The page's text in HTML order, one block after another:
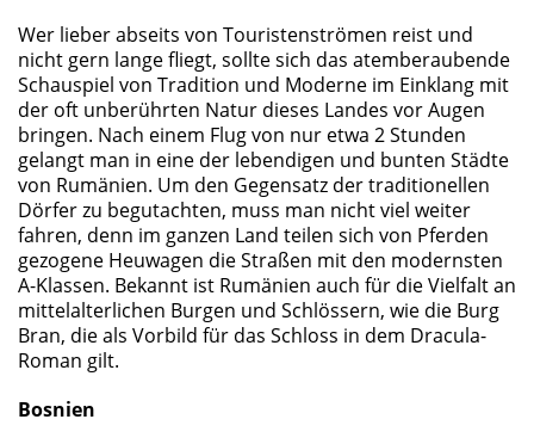
Wer lieber abseits von Touristenströmen reist und
nicht gern lange fliegt, sollte sich das atemberaubende
Schauspiel von Tradition und Moderne im Einklang mit
der oft unberührten Natur dieses Landes vor Augen
bringen. Nach einem Flug von nur etwa 2 Stunden
gelangt man in eine der lebendigen und bunten Städte
von Rumänien. Um den Gegensatz der traditionellen
Dörfer zu begutachten, muss man nicht viel weiter
fahren, denn im ganzen Land teilen sich von Pferden
gezogene Heuwagen die Straßen mit den modernsten
A-Klassen. Bekannt ist Rumänien auch für die Vielfalt an
mittelalterlichen Burgen und Schlössern, wie die Burg
Bran, die als Vorbild für das Schloss in dem Dracula-
Roman gilt.
Bosnien